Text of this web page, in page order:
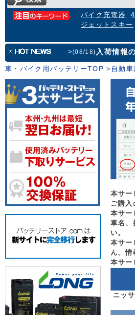
バイク充電器
ジェットスキー
>(08/18) 入荷情報
車・バイク用バッテリーTOP > 自動車
本サー
ご購
本サー
車名、
い。
本サー
ん。
本サー
ニッ